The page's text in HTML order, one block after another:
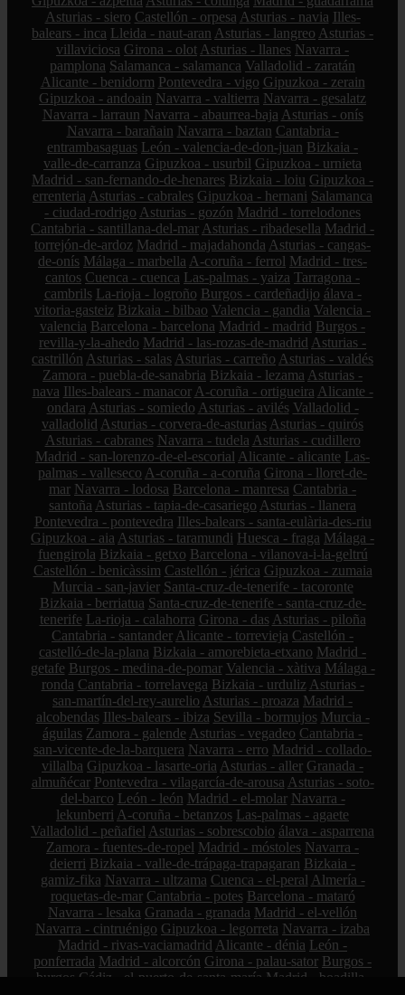
Asturias - siero Castellón - orpesa Asturias - navia
Illes-
balears - inca Lleida - naut-aran Asturias - langreo Asturias -
villaviciosa Girona - olot Asturias - llanes Navarra -
pamplona Salamanca - salamanca Valladolid - zaratán
Alicante - benidorm Pontevedra - vigo Gipuzkoa - zerain
Gipuzkoa - andoain Navarra - valtierra Navarra - gesalatz
Navarra - larraun Navarra - abaurrea-baja Asturias - onís
Navarra - barañain Navarra - baztan Cantabria -
entrambasaguas León - valencia-de-don-juan Bizkaia -
valle-de-carranza Gipuzkoa - usurbil Gipuzkoa - urnieta
Madrid - san-fernando-de-henares Bizkaia - loiu Gipuzkoa -
errenteria Asturias - cabrales Gipuzkoa - hernani Salamanca
- ciudad-rodrigo Asturias - gozón Madrid - torrelodones
Cantabria - santillana-del-mar Asturias - ribadesella Madrid -
torrejón-de-ardoz Madrid - majadahonda Asturias - cangas-
de-onís Málaga - marbella A-coruña - ferrol
Madrid - tres-
cantos Cuenca - cuenca Las-palmas - yaiza Tarragona -
cambrils La-rioja - logroño Burgos - cardeñadijo álava -
vitoria-gasteiz Bizkaia - bilbao Valencia - gandia Valencia -
valencia Barcelona - barcelona Madrid - madrid
Burgos -
revilla-y-la-ahedo Madrid - las-rozas-de-madrid Asturias -
castrillón Asturias - salas Asturias - carreño Asturias - valdés
Zamora - puebla-de-sanabria Bizkaia - lezama Asturias -
nava
Illes-balears - manacor A-coruña - ortigueira Alicante -
ondara Asturias - somiedo Asturias - avilés Valladolid -
valladolid Asturias - corvera-de-asturias Asturias - quirós
Asturias - cabranes Navarra - tudela Asturias - cudillero
Madrid - san-lorenzo-de-el-escorial Alicante - alicante Las-
palmas - valleseco A-coruña - a-coruña Girona - lloret-de-
mar Navarra - lodosa Barcelona - manresa Cantabria -
santoña Asturias - tapia-de-casariego Asturias - llanera
Pontevedra - pontevedra
Illes-balears - santa-eulària-des-riu
Gipuzkoa - aia Asturias - taramundi Huesca - fraga Málaga -
fuengirola Bizkaia - getxo Barcelona - vilanova-i-la-geltrú
Castellón - benicàssim Castellón - jérica Gipuzkoa - zumaia
Murcia - san-javier Santa-cruz-de-tenerife - tacoronte
Bizkaia - berriatua Santa-cruz-de-tenerife - santa-cruz-de-
tenerife La-rioja - calahorra Girona - das Asturias - piloña
Cantabria - santander Alicante - torrevieja Castellón -
castelló-de-la-plana Bizkaia - amorebieta-etxano Madrid -
getafe Burgos - medina-de-pomar Valencia - xàtiva Málaga -
ronda Cantabria - torrelavega Bizkaia - urduliz Asturias -
san-martín-del-rey-aurelio Asturias - proaza Madrid -
alcobendas
Illes-balears - ibiza Sevilla - bormujos Murcia -
águilas Zamora - galende Asturias - vegadeo Cantabria -
san-vicente-de-la-barquera Navarra - erro Madrid - collado-
villalba Gipuzkoa - lasarte-oria Asturias - aller Granada -
almuñécar Pontevedra - vilagarcía-de-arousa Asturias - soto-
del-barco León - león Madrid - el-molar Navarra -
lekunberri A-coruña - betanzos Las-palmas - agaete
Valladolid - peñafiel Asturias - sobrescobio álava - asparrena
Zamora - fuentes-de-ropel
Madrid - móstoles Navarra -
deierri Bizkaia - valle-de-trápaga-trapagaran Bizkaia -
gamiz-fika Navarra - ultzama Cuenca - el-peral Almería -
roquetas-de-mar Cantabria - potes Barcelona - mataró
Navarra - lesaka Granada - granada Madrid - el-vellón
Navarra - cintruénigo Gipuzkoa - legorreta Navarra - izaba
Madrid - rivas-vaciamadrid Alicante - dénia León -
ponferrada Madrid - alcorcón Girona - palau-sator Burgos -
burgos Cádiz - el-puerto-de-santa-maría Madrid - boadilla-